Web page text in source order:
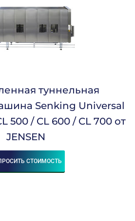
туннельная
Senking Universal
500 / CL 600 / CL 700 от
JENSEN
СТОИМОСТЬ